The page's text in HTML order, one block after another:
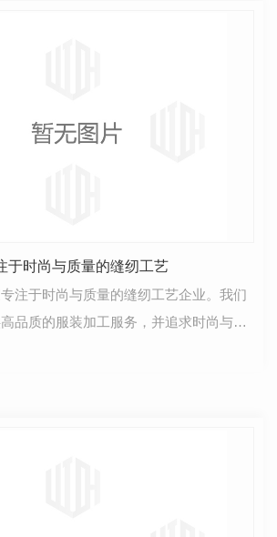
于时尚与质量的缝纫工艺
注于时尚与质量的缝纫工艺企业。我们
品质的服装加工服务，并追求时尚与舒
业内的..，我们深知每一件衣物都…